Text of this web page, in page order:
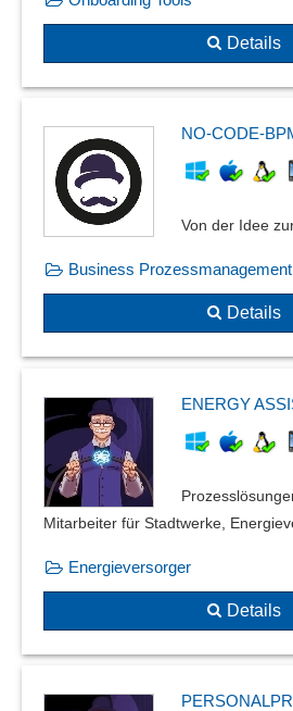
Details
NO-CODE-
Von der Idee
Business
Details
ENERGY
Mitarbeiter für Stadtwerke,
Energieversorger
Details